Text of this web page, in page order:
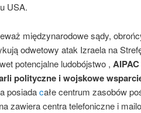
USA.
międzynarodowe sądy,
odwetowy atak Izraela na
potencjalne ludobójstwo ,
polityczne i wojskowe
posiadacałe centrum zasobów
zawiera centra telefoniczne i